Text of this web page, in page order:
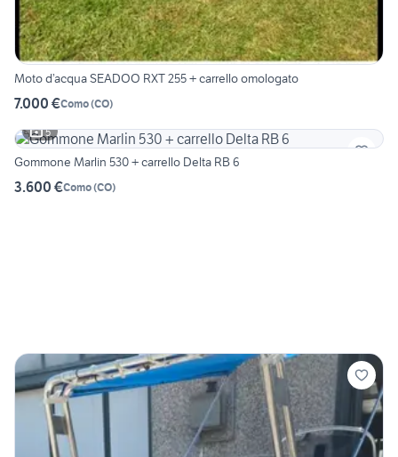
Moto d’acqua SEADOO RXT 255 + carrello omologato
7.000 €Como(CO)
5
Gommone Marlin 530 + carrello Delta RB 6
3.600 €Como(CO)